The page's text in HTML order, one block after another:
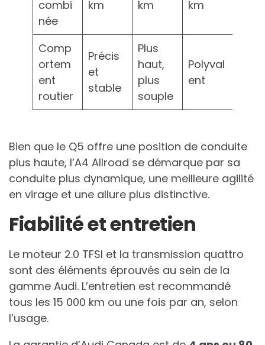
combi
née
km
km
km
Comp
ortem
ent
routier
Précis
et
stable
Plus
haut,
plus
souple
Polyval
ent
Bien que le Q5 offre une position de conduite
plus haute, l’A4 Allroad se démarque par sa
conduite plus dynamique, une meilleure agilité
en virage et une allure plus distinctive.
Fiabilité et entretien
Le moteur 2.0 TFSI et la transmission quattro
sont des éléments éprouvés au sein de la
gamme Audi. L’entretien est recommandé
tous les 15 000 km ou une fois par an, selon
l’usage.